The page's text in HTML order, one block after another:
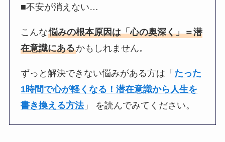
■不安が消えない…
こんな悩みの根本原因は「心の奥深く」＝潜
在意識にあるかもしれません。
ずっと解決できない悩みがある方は「 たった
1時間で心が軽くなる！潜在意識から人生を
書き換える方法」 を読んでみてください。